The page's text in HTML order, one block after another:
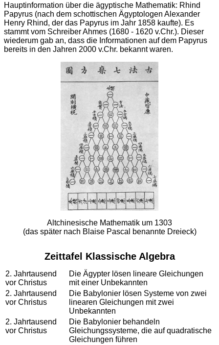
Hauptinformation über die ägyptische Mathematik: Rhind
Papyrus (nach dem schottischen Ägyptologen Alexander
Henry Rhind, der das Papyrus im Jahr 1858 kaufte). Es
stammt vom Schreiber Ahmes (1680 - 1620 v.Chr.). Dieser
wiederum gab an, dass die Informationen auf dem Papyrus
bereits in den Jahren 2000 v.Chr. bekannt waren.
Altchinesische Mathematik um 1303
(das später nach Blaise Pascal benannte Dreieck)
Zeittafel Klassische Algebra
2. Jahrtausend
vor Christus
Die Ägypter lösen lineare Gleichungen
mit einer Unbekannten
2. Jahrtausend
vor Christus
Die Babylonier lösen Systeme von zwei
linearen Gleichungen mit zwei
Unbekannten
2. Jahrtausend
vor Christus
Die Babylonier behandeln
Gleichungssysteme, die auf quadratische
Gleichungen führen